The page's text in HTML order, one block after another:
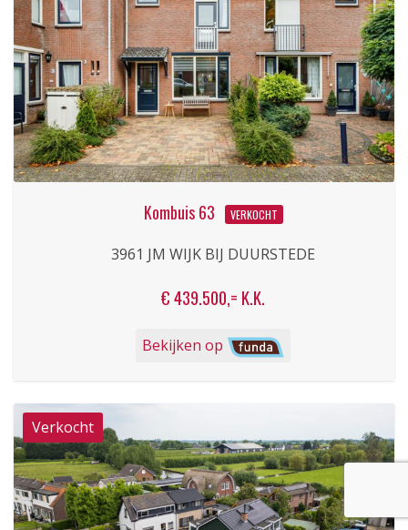
Kombuis 63 VERKOCHT
3961 JM WIJK BIJ DUURSTEDE
€ 439.500,= K.K.
Bekijken op